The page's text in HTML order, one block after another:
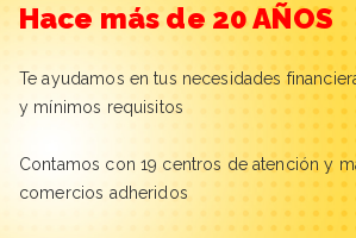
Hace más de 20 AÑOS
Te ayudamos en tus necesidades
y mínimos requisitos
Contamos con 19 centros de atención y
comercios adheridos